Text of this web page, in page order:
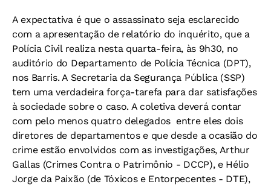
A expectativa é que o assassinato seja esclarecido
com a apresentação de relatório do inquérito, que a
Polícia Civil realiza nesta quarta-feira, às 9h30, no
auditório do Departamento de Polícia Técnica (DPT),
nos Barris. A Secretaria da Segurança Pública (SSP)
tem uma verdadeira força-tarefa para dar satisfações
à sociedade sobre o caso. A coletiva deverá contar
com pelo menos quatro delegados  entre eles dois
diretores de departamentos e que desde a ocasião do
crime estão envolvidos com as investigações, Arthur
Gallas (Crimes Contra o Patrimônio - DCCP), e Hélio
Jorge da Paixão (de Tóxicos e Entorpecentes - DTE),